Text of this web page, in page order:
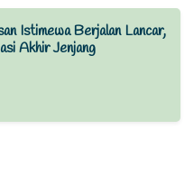
Istimewa Berjalan Lancar,
Akhir Jenjang